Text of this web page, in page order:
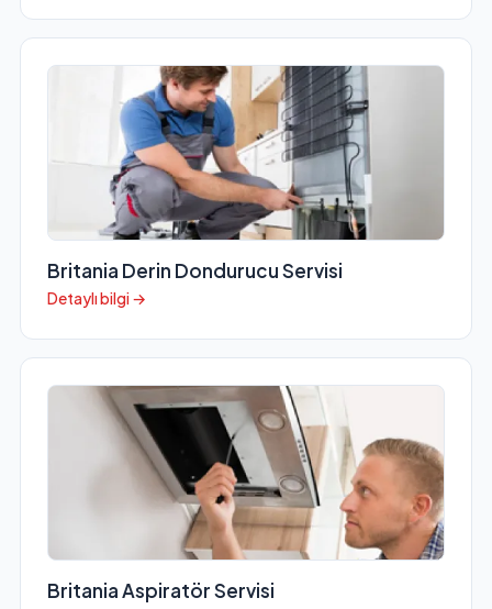
Britania Derin Dondurucu Servisi
Detaylı bilgi →
Britania Aspiratör Servisi